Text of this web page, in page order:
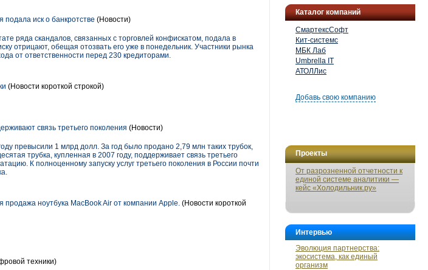
Каталог компаний
СмартексСофт
Кит-системс
МБК Лаб
Umbrella IT
АТОЛЛис
Добавь свою компанию
Проекты
От разрозненной отчетности к
единой системе аналитики —
кейс «Холодильник.ру»
Интервью
Эволюция партнерства:
экосистема, как единый
организм
иск о банкротстве (Новости)
ряда скандалов, связанных с торговлей конфискатом, подала в
отрицают, обещая отозвать его уже в понедельник. Участники рынка
от ответственности перед 230 кредиторами.
(Новости короткой строкой)
связь третьего поколения (Новости)
превысили 1 млрд долл. За год было продано 2,79 млн таких трубок,
трубка, купленная в 2007 году, поддерживает связь третьего
К полноценному запуску услуг третьего поколения в России почти
ноутбука MacBook Air от компании Apple. (Новости короткой
техники)